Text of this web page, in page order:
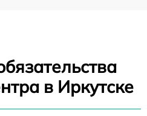
в Иркутске